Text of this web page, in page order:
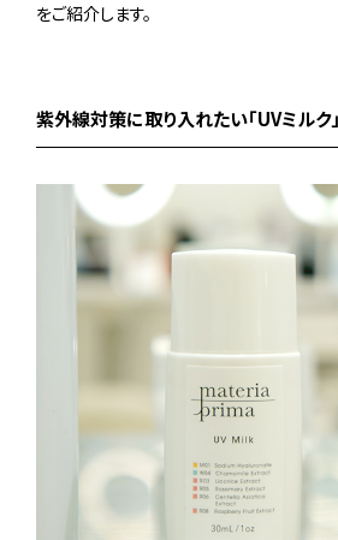
をご紹介します。
紫外線対策に取り入れたい「UVミルク」